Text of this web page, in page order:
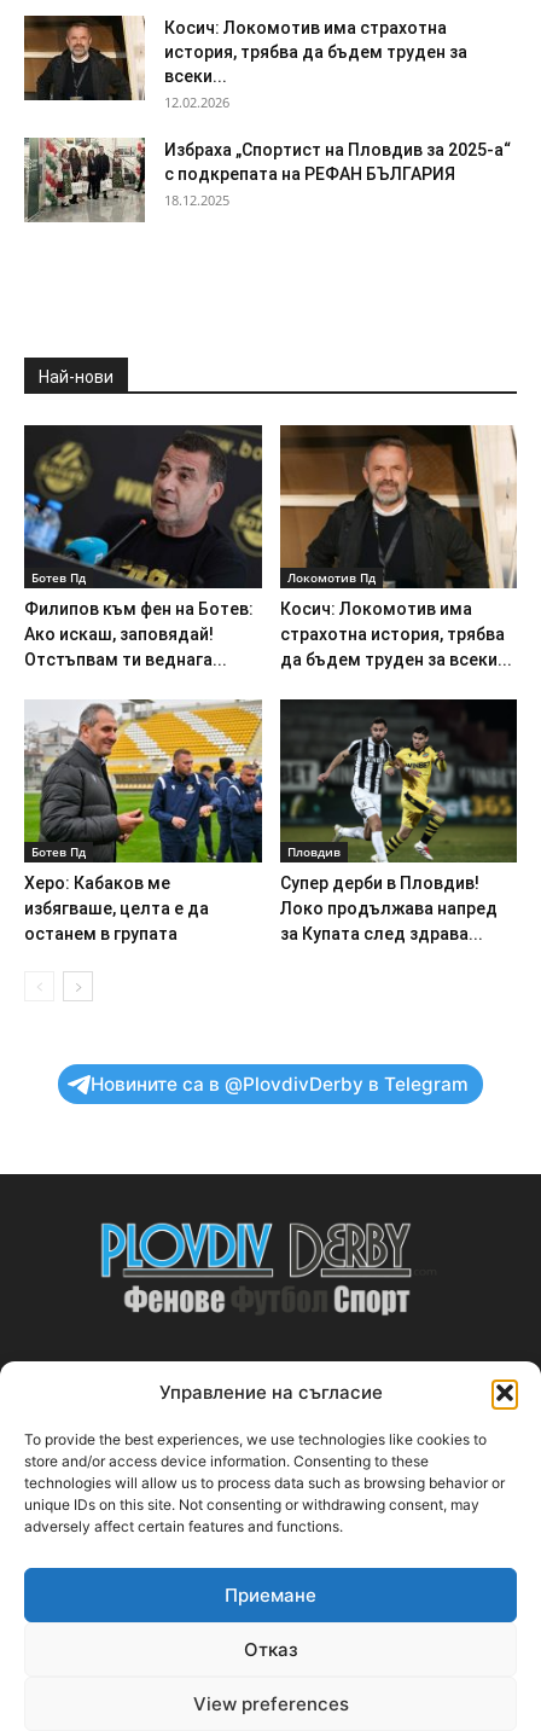
Управление на съгласие
To provide the best experiences, we use technologies like cookies to
store and/or access device information. Consenting to these
technologies will allow us to process data such as browsing behavior or
unique IDs on this site. Not consenting or withdrawing consent, may
adversely affect certain features and functions.
Приемане
Отказ
View preferences
Косич: Локомотив има страхотна
история, трябва да бъдем труден за
всеки...
12.02.2026
Избраха „Спортист на Пловдив за 2025-а“
с подкрепата на РЕФАН БЪЛГАРИЯ
18.12.2025
Най-нови
Ботев Пд
Филипов към фен на Ботев:
Ако искаш, заповядай!
Отстъпвам ти веднага...
Локомотив Пд
Косич: Локомотив има
страхотна история, трябва
да бъдем труден за всеки...
Ботев Пд
Херо: Кабаков ме
избягваше, целта е да
останем в групата
Пловдив
Супер дерби в Пловдив!
Локо продължава напред
за Купата след здрава...
Новините са в @PlovdivDerby в Telegram
ABOUT US
PlovdivDerby.com е първата пловдивска изцяло футболна
медия!
Свържи се с нас:plovdivderby.com@gmail.com
FOLLOW US